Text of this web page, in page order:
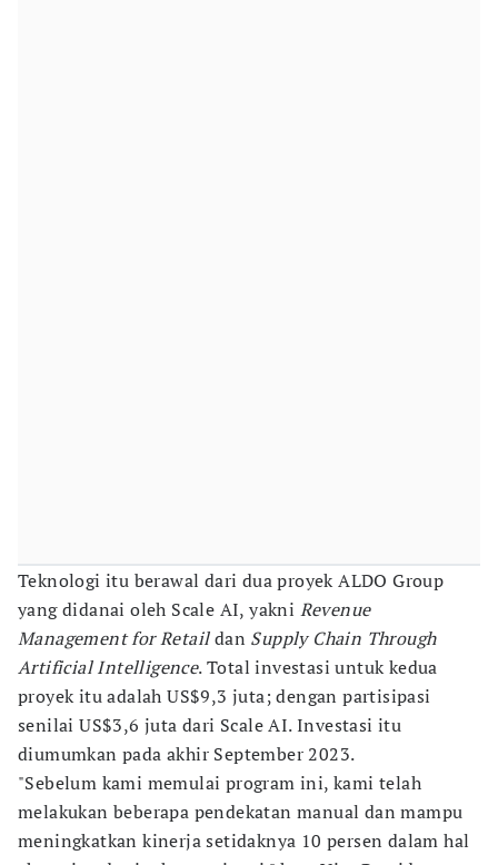
Teknologi itu berawal dari dua proyek ALDO Group
yang didanai oleh Scale AI, yakni Revenue
Management for Retaildan Supply Chain Through
Artificial Intelligence. Total investasi untuk kedua
proyek itu adalah US$9,3 juta; dengan partisipasi
senilai US$3,6 juta dari Scale AI. Investasi itu
diumumkan pada akhir September 2023.
"Sebelum kami memulai program ini, kami telah
melakukan beberapa pendekatan manual dan mampu
meningkatkan kinerja setidaknya 10 persen dalam hal